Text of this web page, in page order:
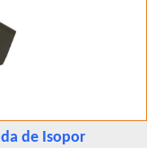
de Isopor